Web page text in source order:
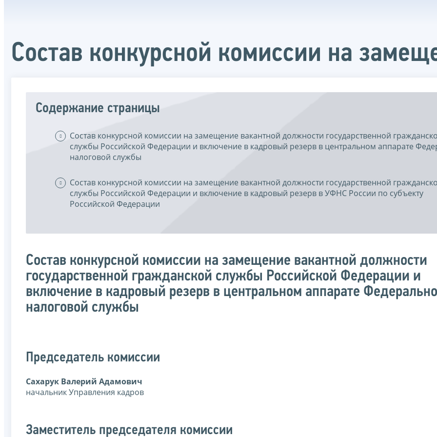
Состав конкурсной комиссии на
Содержание страницы
Состав конкурсной комиссии на замещение вакантной должности государственной
службы Российской Федерации и включение в кадровый резерв в центральном аппарате
налоговой службы
Состав конкурсной комиссии на замещение вакантной должности государственной
службы Российской Федерации и включение в кадровый резерв в УФНС России по субъекту
Российской Федерации
Состав конкурсной комиссии на замещение вакантной должности
государственной гражданской службы Российской Федерации и
включение в кадровый резерв в центральном аппарате
налоговой службы
Председатель комиссии
Сахарук Валерий Адамович
начальник Управления кадров
Заместитель председателя комиссии